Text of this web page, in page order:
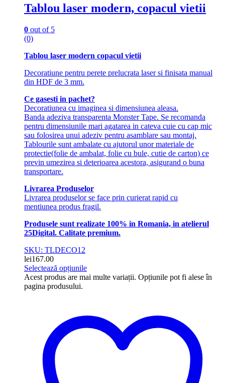
Tablou laser modern, copacul vietii
0 out of 5
(0)
Tablou laser modern copacul vietii
Decoratiune pentru perete prelucrata laser si finisata manual
din HDF de 3 mm.
Ce gasesti in pachet?
Decoratiunea cu imaginea si dimensiunea aleasa.
Banda adeziva transparenta Monster Tape. Se recomanda
pentru dimensiunile mari agatarea in cateva cuie cu cap mic
sau folosirea unui adeziv pentru asamblare sau montaj.
Tablourile sunt ambalate cu ajutorul unor materiale de
protectie(folie de ambalat, folie cu bule, cutie de carton) ce
previn umezirea si deterioarea acestora, asigurand o buna
transportare.
Livrarea Produselor
Livrarea produselor se face prin curierat rapid cu
mentiunea produs fragil.
Produsele sunt realizate 100% in Romania, in atelierul
25Digital. Calitate premium.
SKU: TLDECO12
lei167.00
Selectează opțiunile
Acest produs are mai multe variații. Opțiunile pot fi alese în
pagina produsului.